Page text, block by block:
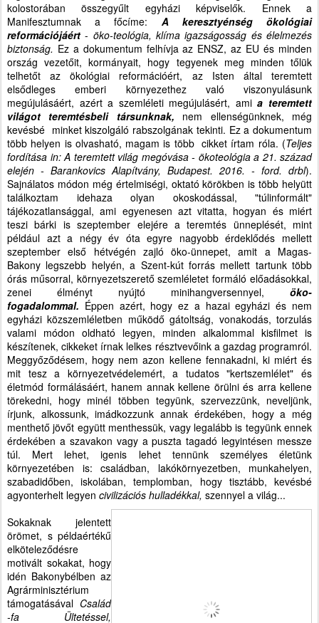
kolostorában összegyűlt egyházi képviselők. Ennek a
Manifesztumnak a főcíme: A keresztyénség ökológiai
reformációjáért - öko-teológia, klíma igazságosság és élelmezés
biztonság. Ez a dokumentum felhívja az ENSZ, az EU és minden
ország vezetőit, kormányait, hogy tegyenek meg minden tőlük
telhetőt az ökológiai reformációért, az Isten által teremtett
elsődleges emberi környezethez való viszonyulásunk
megújulásáért, azért a szemléleti megújulásért, amia teremtett
világot teremtésbeli társunknak, nem ellenségünknek, még
kevésbé minket kiszolgáló rabszolgának tekinti. Ez a dokumentum
több helyen is olvasható, magam is több cikket írtam róla. (Teljes
fordítása in: A teremtett világ megóvása - ökoteológia a 21. század
elején - Barankovics Alapítvány, Budapest. 2016. - ford. drbl).
Sajnálatos módon még értelmiségi, oktató körökben is több helyütt
találkoztam idehaza olyan okoskodással, "túlinformált"
tájékozatlansággal, ami egyenesen azt vitatta, hogyan és miért
teszi bárki is szeptember elejére a teremtés ünneplését, mint
például azt a négy év óta egyre nagyobb érdeklődés mellett
szeptember első hétvégén zajló öko-ünnepet, amit a Magas-
Bakony legszebb helyén, a Szent-kút forrás mellett tartunk több
órás műsorral, környezetszerető szemléletet formáló előadásokkal,
zenei élményt nyújtó minihangversennyel, öko-
fogadalommal. Éppen azért, hogy ez a hazai egyházi és nem
egyházi közszemléletben működő gátoltság, vonakodás, torzulás
valami módon oldható legyen, minden alkalommal kisfilmet is
készítenek, cikkeket írnak lelkes résztvevőink a gazdag programról.
Meggyőződésem, hogy nem azon kellene fennakadni, ki miért és
mit tesz a környezetvédelemért, a tudatos "kertszemlélet" és
életmód formálásáért, hanem annak kellene örülni és arra kellene
törekedni, hogy minél többen tegyünk, szervezzünk, neveljünk,
írjunk, alkossunk, imádkozzunk annak érdekében, hogy a még
menthető jövőt együtt menthessük, vagy legalább is tegyünk ennek
érdekében a szavakon vagy a puszta tagadó legyintésen messze
túl. Mert lehet, igenis lehet tennünk személyes életünk
környezetében is: családban, lakókörnyezetben, munkahelyen,
szabadidőben, iskolában, templomban, hogy tisztább, kevésbé
agyonterhelt legyen civilizációs hulladékkal, szennyel a világ...
Sokaknak jelentett
örömet, s példaértékű
elköteleződésre
motivált sokakat, hogy
idén Bakonybélben az
Agrárminisztérium
támogatásával Család
-fa Ültetéssel,